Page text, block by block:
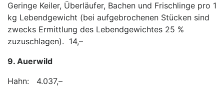
Geringe Keiler, Überläufer, Bachen und Frischlinge pro 1
kg Lebendgewicht (bei aufgebrochenen Stücken sind
zwecks Ermittlung des Lebendgewichtes 25 %
zuzuschlagen). 14,–
9. Auerwild
Hahn: 4.037,–